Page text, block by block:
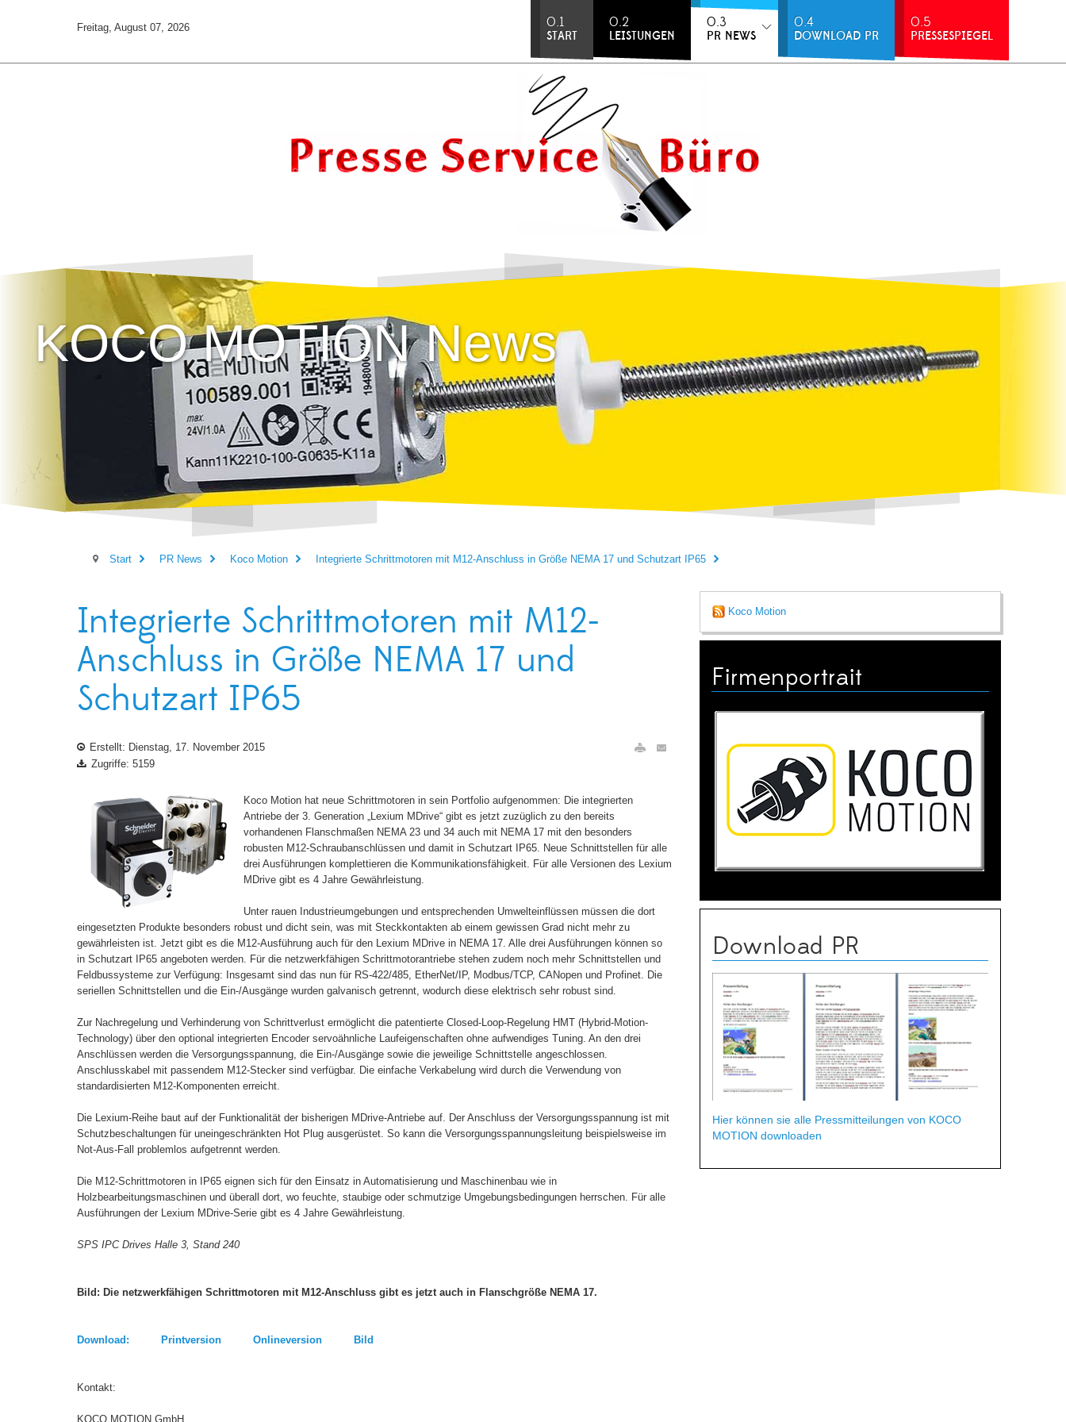
Freitag, August 07, 2026 0.1
START
0.2
LEISTUNGEN
0.3
PR NEWS
0.4
DOWNLOAD PR
0.5
PRESSESPIEGEL
KOCO MOTION News
Start PR News Koco Motion Integrierte Schrittmotoren mit M12-Anschluss in Größe NEMA 17 und Schutzart IP65
Integrierte Schrittmotoren mit M12-
Anschluss in Größe NEMA 17 und
Schutzart IP65
Erstellt: Dienstag, 17. November 2015
Zugriffe: 5159
Koco Motion hat neue Schrittmotoren in sein Portfolio aufgenommen: Die integrierten
Antriebe der 3. Generation „Lexium MDrive“ gibt es jetzt zuzüglich zu den bereits
vorhandenen Flanschmaßen NEMA 23 und 34 auch mit NEMA 17 mit den besonders
robusten M12-Schraubanschlüssen und damit in Schutzart IP65. Neue Schnittstellen für alle
drei Ausführungen komplettieren die Kommunikationsfähigkeit. Für alle Versionen des Lexium
MDrive gibt es 4 Jahre Gewährleistung.
Unter rauen Industrieumgebungen und entsprechenden Umwelteinflüssen müssen die dort
eingesetzten Produkte besonders robust und dicht sein, was mit Steckkontakten ab einem gewissen Grad nicht mehr zu
gewährleisten ist. Jetzt gibt es die M12-Ausführung auch für den Lexium MDrive in NEMA 17. Alle drei Ausführungen können so
in Schutzart IP65 angeboten werden. Für die netzwerkfähigen Schrittmotorantriebe stehen zudem noch mehr Schnittstellen und
Feldbussysteme zur Verfügung: Insgesamt sind das nun für RS-422/485, EtherNet/IP, Modbus/TCP, CANopen und Profinet. Die
seriellen Schnittstellen und die Ein-/Ausgänge wurden galvanisch getrennt, wodurch diese elektrisch sehr robust sind.
Zur Nachregelung und Verhinderung von Schrittverlust ermöglicht die patentierte Closed-Loop-Regelung HMT (Hybrid-Motion-
Technology) über den optional integrierten Encoder servoähnliche Laufeigenschaften ohne aufwendiges Tuning. An den drei
Anschlüssen werden die Versorgungsspannung, die Ein-/Ausgänge sowie die jeweilige Schnittstelle angeschlossen.
Anschlusskabel mit passendem M12-Stecker sind verfügbar. Die einfache Verkabelung wird durch die Verwendung von
standardisierten M12-Komponenten erreicht.
Die Lexium-Reihe baut auf der Funktionalität der bisherigen MDrive-Antriebe auf. Der Anschluss der Versorgungsspannung ist mit
Schutzbeschaltungen für uneingeschränkten Hot Plug ausgerüstet. So kann die Versorgungsspannungsleitung beispielsweise im
Not-Aus-Fall problemlos aufgetrennt werden.
Die M12-Schrittmotoren in IP65 eignen sich für den Einsatz in Automatisierung und Maschinenbau wie in
Holzbearbeitungsmaschinen und überall dort, wo feuchte, staubige oder schmutzige Umgebungsbedingungen herrschen. Für alle
Ausführungen der Lexium MDrive-Serie gibt es 4 Jahre Gewährleistung.
SPS IPC Drives Halle 3, Stand 240
Bild: Die netzwerkfähigen Schrittmotoren mit M12-Anschluss gibt es jetzt auch in Flanschgröße NEMA 17.
Download: Printversion Onlineversion Bild
Kontakt:
KOCO MOTION GmbH
Koco Motion
Firmenportrait
Download PR
Hier können sie alle Pressmitteilungen von KOCO
MOTION downloaden